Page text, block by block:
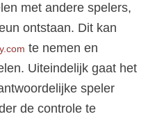
met andere spelers,
ontstaan. Dit kan
te nemen en
Uiteindelijk gaat het
speler
de controle te